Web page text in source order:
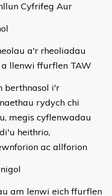
Cyfrifeg Aur
a'r rheoliadau
a llenwi ffurflen TAW
berthnasol i'r
rydych chi
megis cyflenwadau
heithrio,
ac allforion
am lenwi eich ffurflen